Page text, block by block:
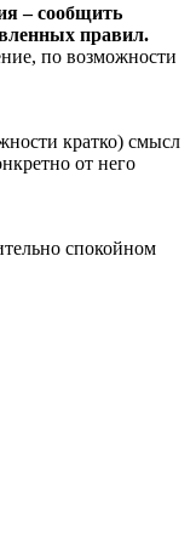
– сообщить
правил.
по возможности
кратко) смысл
от него
спокойном